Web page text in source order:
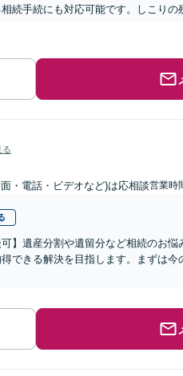
続手続にも対応可能です。しこりの
る
・電話・ビデオなど)は応相談営業時
】遺産分割や遺留分など相続のお
できる解決を目指します。まずは